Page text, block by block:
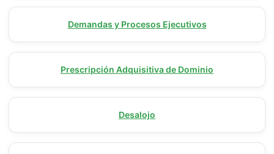
Demandas y Procesos Ejecutivos
Prescripción Adquisitiva de Dominio
Desalojo